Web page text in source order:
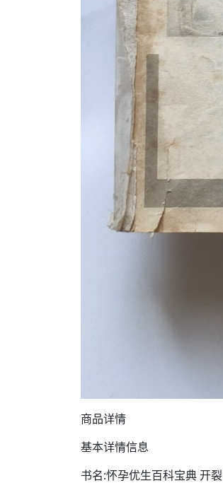
商品详情
基本详情信息
书名:怀孕优生百科宝典 开裂